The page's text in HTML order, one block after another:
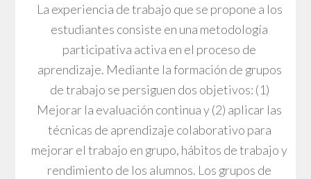
La experiencia de trabajo que se propone a los
estudiantes consiste en una metodología
participativa activa en el proceso de
aprendizaje. Mediante la formación de grupos
de trabajo se persiguen dos objetivos: (1)
Mejorar la evaluación continua y (2) aplicar las
técnicas de aprendizaje colaborativo para
mejorar el trabajo en grupo, hábitos de trabajo y
rendimiento de los alumnos. Los grupos de